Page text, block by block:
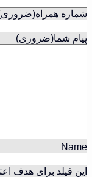
شماره همراه
پیام شما(ضروری)
Name
این فیلد برای هدف